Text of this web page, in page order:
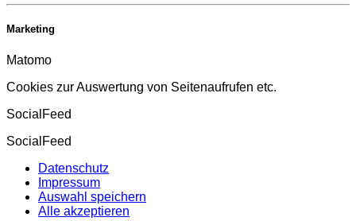
Marketing
Matomo
Cookies zur Auswertung von Seitenaufrufen etc.
SocialFeed
SocialFeed
Datenschutz
Impressum
Auswahl speichern
Alle akzeptieren